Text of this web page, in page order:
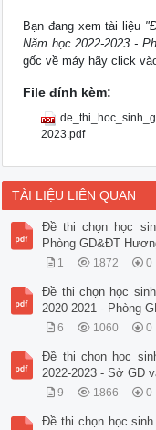
Bạn đang xem tài liệu
Năm học 2022-2023 -
gốc về máy hãy click
File đính kèm:
2023.pdf
TÀI LIỆU LIÊN QUAN
Đề thi chọn học
Phòng GD&ĐT
1 1872 0
Đề thi chọn học
2020-2021 - Phòng
6 1060 0
Đề thi chọn học
2022-2023 - Sở GD
9 1866 0
Đề thi chọn học